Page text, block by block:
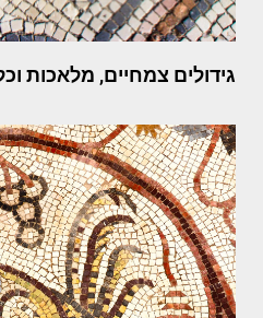
גידולים צמחיים, מלאכות